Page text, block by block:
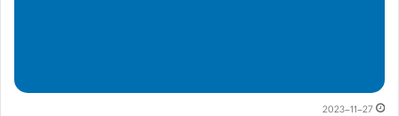
2023-11-27